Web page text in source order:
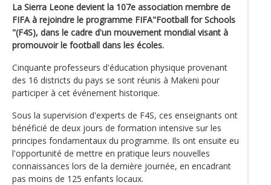
La Sierra Leone devient la 107e association membre de
FIFA à rejoindre le programme FIFA"Football for Schools
"(F4S), dans le cadre d'un mouvement mondial visant à
promouvoir le football dans les écoles.
Cinquante professeurs d'éducation physique provenant
des 16 districts du pays se sont réunis à Makeni pour
participer à cet événement historique.
Sous la supervision d'experts de F4S, ces enseignants ont
bénéficié de deux jours de formation intensive sur les
principes fondamentaux du programme. Ils ont ensuite eu
l'opportunité de mettre en pratique leurs nouvelles
connaissances lors de la dernière journée, en encadrant
pas moins de 125 enfants locaux.